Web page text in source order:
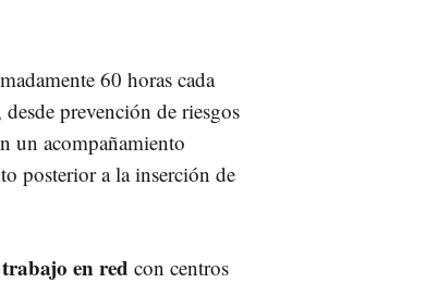
60 horas cada
prevención de riesgos
un acompañamiento
posterior a la inserción de
trabajo en red con centros